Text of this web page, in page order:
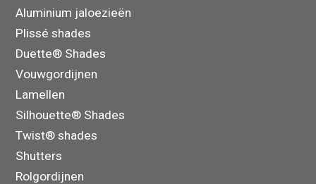
Aluminium jaloezieën
Plissé shades
Duette® Shades
Vouwgordijnen
Lamellen
Silhouette® Shades
Twist® shades
Shutters
Rolgordijnen